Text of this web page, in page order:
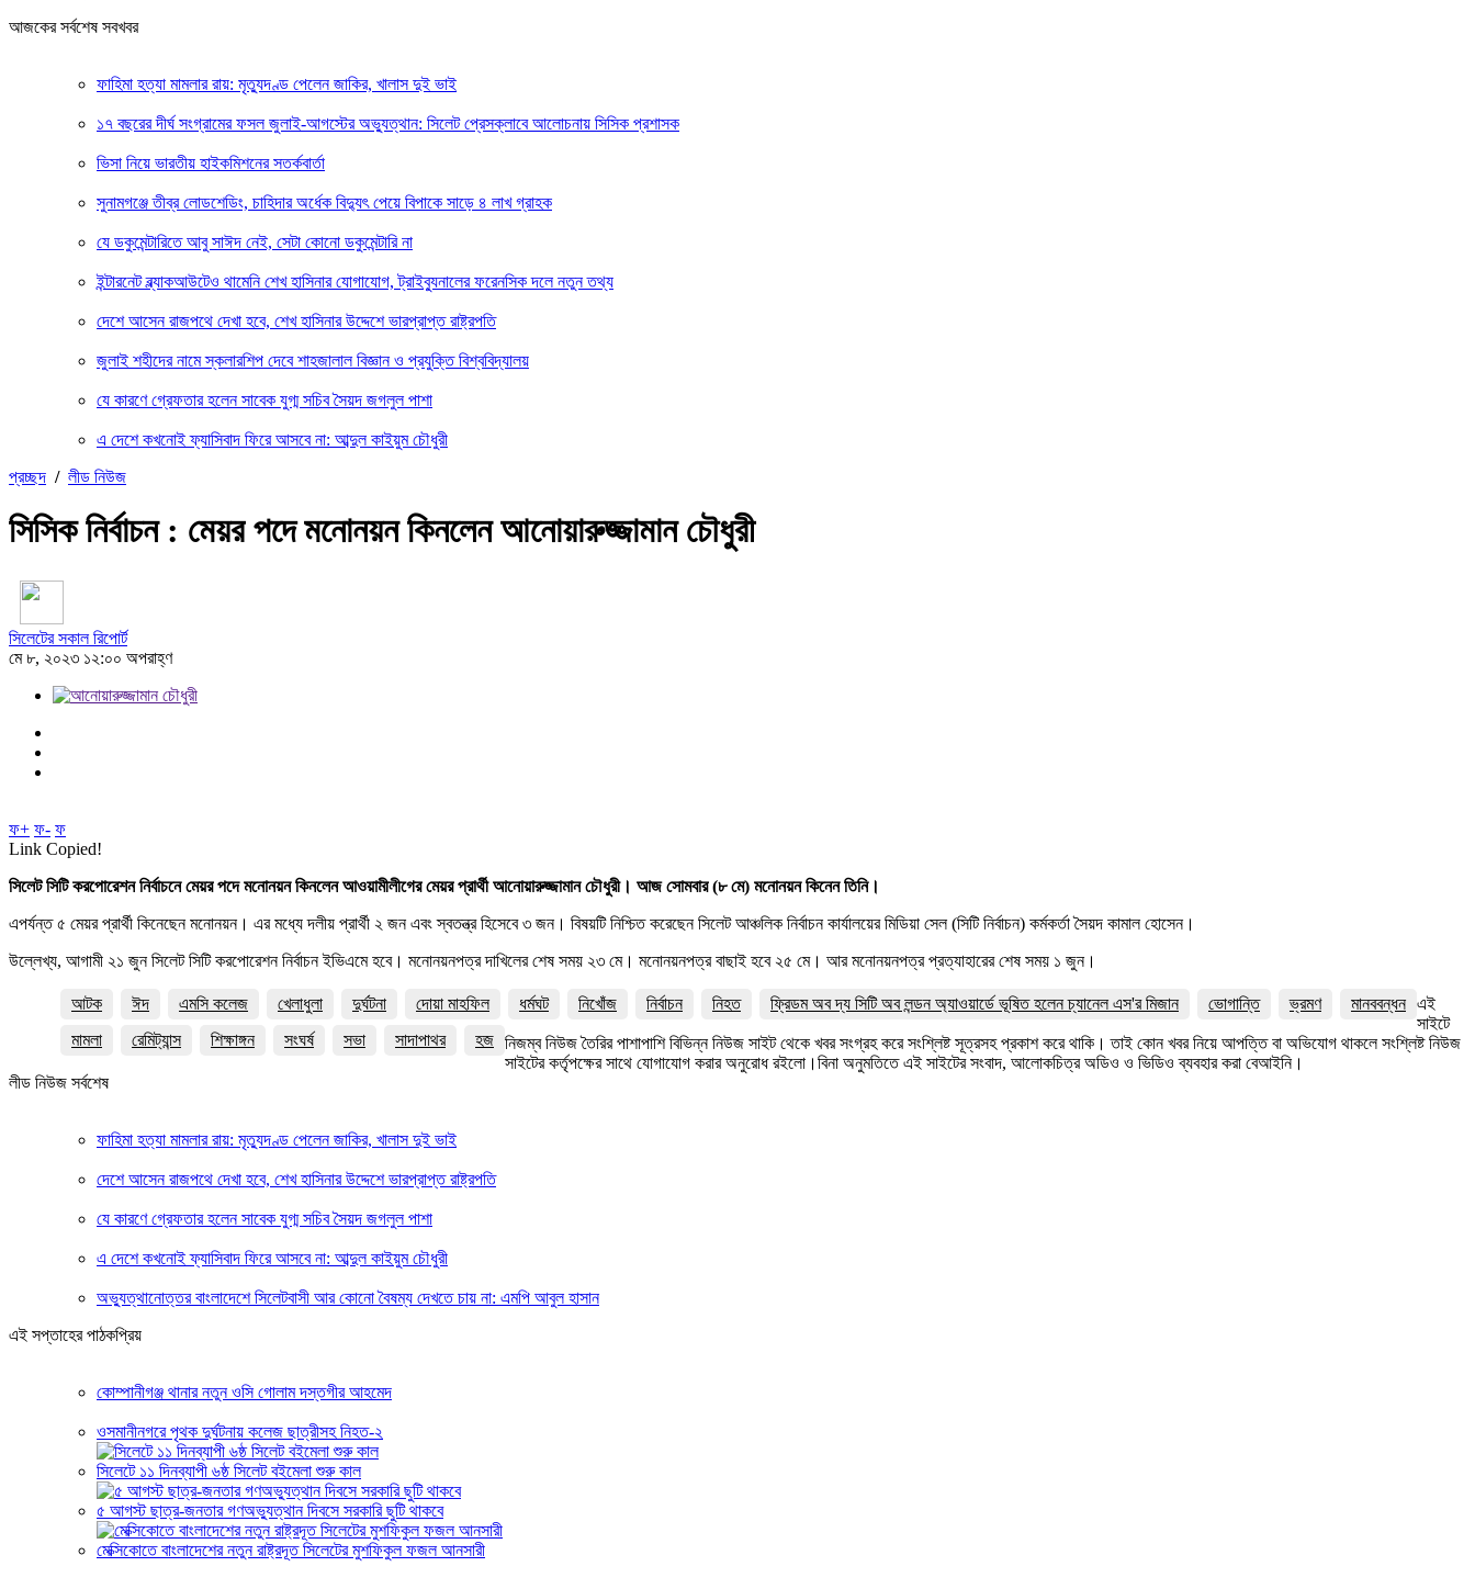
আজকের সর্বশেষ সবখবর
ফাহিমা হত্যা মামলার রায়: মৃত্যুদণ্ড পেলেন জাকির, খালাস দুই ভাই
১৭ বছরের দীর্ঘ সংগ্রামের ফসল জুলাই-আগস্টের অভ্যুত্থান: সিলেট প্রেসক্লাবে আলোচনায় সিসিক প্রশাসক
ভিসা নিয়ে ভারতীয় হাইকমিশনের সতর্কবার্তা
সুনামগঞ্জে তীব্র লোডশেডিং, চাহিদার অর্ধেক বিদ্যুৎ পেয়ে বিপাকে সাড়ে ৪ লাখ গ্রাহক
যে ডকুমেন্টারিতে আবু সাঈদ নেই, সেটা কোনো ডকুমেন্টারি না
ইন্টারনেট ব্ল্যাকআউটেও থামেনি শেখ হাসিনার যোগাযোগ, ট্রাইব্যুনালের ফরেনসিক দলে নতুন তথ্য
দেশে আসেন রাজপথে দেখা হবে, শেখ হাসিনার উদ্দেশে ভারপ্রাপ্ত রাষ্ট্রপতি
জুলাই শহীদের নামে স্কলারশিপ দেবে শাহজালাল বিজ্ঞান ও প্রযুক্তি বিশ্ববিদ্যালয়
যে কারণে গ্রেফতার হলেন সাবেক যুগ্ম সচিব সৈয়দ জগলুল পাশা
এ দেশে কখনোই ফ্যাসিবাদ ফিরে আসবে না: আব্দুল কাইয়ুম চৌধুরী
প্রচ্ছদ / লীড নিউজ
সিসিক নির্বাচন : মেয়র পদে মনোনয়ন কিনলেন আনোয়ারুজ্জামান চৌধুরী
সিলেটের সকাল রিপোর্ট
মে ৮, ২০২৩ ১২:০০ অপরাহ্ণ
ফ+ ফ- ফ
Link Copied!
সিলেট সিটি করপোরেশন নির্বাচনে মেয়র পদে মনোনয়ন কিনলেন আওয়ামীলীগের মেয়র প্রার্থী আনোয়ারুজ্জামান চৌধুরী। আজ সোমবার (৮ মে) মনোনয়ন কিনেন তিনি।
এপর্যন্ত ৫ মেয়র প্রার্থী কিনেছেন মনোনয়ন। এর মধ্যে দলীয় প্রার্থী ২ জন এবং স্বতন্ত্র হিসেবে ৩ জন। বিষয়টি নিশ্চিত করেছেন সিলেট আঞ্চলিক নির্বাচন কার্যালয়ের মিডিয়া সেল (সিটি নির্বাচন) কর্মকর্তা সৈয়দ কামাল হোসেন।
উল্লেখ্য, আগামী ২১ জুন সিলেট সিটি করপোরেশন নির্বাচন ইভিএমে হবে। মনোনয়নপত্র দাখিলের শেষ সময় ২৩ মে। মনোনয়নপত্র বাছাই হবে ২৫ মে। আর মনোনয়নপত্র প্রত্যাহারের শেষ সময় ১ জুন।
আটক ঈদ এমসি কলেজ খেলাধুলা দুর্ঘটনা দোয়া মাহফিল ধর্মঘট নিখোঁজ নির্বাচন নিহত ফ্রিডম অব দ্য সিটি অব লন্ডন অ্যাওয়ার্ডে ভূষিত হলেন চ্যানেল এস'র মিজান ভোগান্তি ভ্রমণ
মানববন্ধন
মামলা
রেমিট্যান্স শিক্ষাঙ্গন সংঘর্ষ সভা সাদাপাথর হজ
এই
সাইটে
নিজম্ব নিউজ তৈরির পাশাপাশি বিভিন্ন নিউজ সাইট থেকে খবর সংগ্রহ করে সংশ্লিষ্ট সূত্রসহ প্রকাশ করে থাকি। তাই কোন খবর নিয়ে আপত্তি বা অভিযোগ থাকলে সংশ্লিষ্ট নিউজ
সাইটের কর্তৃপক্ষের সাথে যোগাযোগ করার অনুরোধ রইলো।বিনা অনুমতিতে এই সাইটের সংবাদ, আলোকচিত্র অডিও ও ভিডিও ব্যবহার করা বেআইনি।
লীড নিউজ সর্বশেষ
ফাহিমা হত্যা মামলার রায়: মৃত্যুদণ্ড পেলেন জাকির, খালাস দুই ভাই
দেশে আসেন রাজপথে দেখা হবে, শেখ হাসিনার উদ্দেশে ভারপ্রাপ্ত রাষ্ট্রপতি
যে কারণে গ্রেফতার হলেন সাবেক যুগ্ম সচিব সৈয়দ জগলুল পাশা
এ দেশে কখনোই ফ্যাসিবাদ ফিরে আসবে না: আব্দুল কাইয়ুম চৌধুরী
অভ্যুত্থানোত্তর বাংলাদেশে সিলেটবাসী আর কোনো বৈষম্য দেখতে চায় না: এমপি আবুল হাসান
এই সপ্তাহের পাঠকপ্রিয়
কোম্পানীগঞ্জ থানার নতুন ওসি গোলাম দস্তগীর আহমেদ
ওসমানীনগরে পৃথক দুর্ঘটনায় কলেজ ছাত্রীসহ নিহত-২
সিলেটে ১১ দিনব্যাপী ৬ষ্ঠ সিলেট বইমেলা শুরু কাল
৫ আগস্ট ছাত্র-জনতার গণঅভ্যুত্থান দিবসে সরকারি ছুটি থাকবে
মেক্সিকোতে বাংলাদেশের নতুন রাষ্ট্রদূত সিলেটের মুশফিকুল ফজল আনসারী